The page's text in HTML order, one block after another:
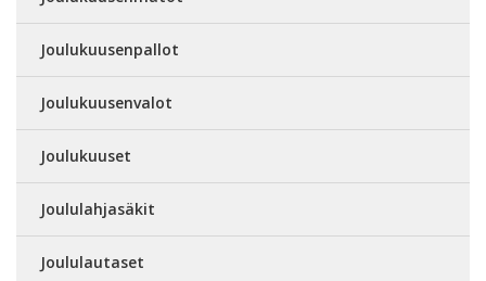
Joulukuusenpallot
Joulukuusenvalot
Joulukuuset
Joululahjasäkit
Joululautaset